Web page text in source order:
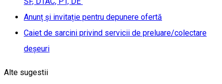
Anunț și invitație pentru depunere ofertă
Caiet de sarcini privind servicii de preluare/colectare
deșeuri
Alte sugestii